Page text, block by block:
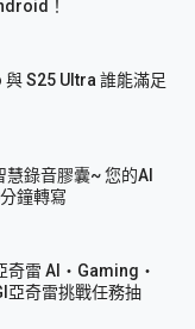
！
S25 Ultra 誰能滿足
慧錄音膠囊~ 您的AI
鐘轉寫
奇雷 AI・Gaming・
亞奇雷挑戰任務抽